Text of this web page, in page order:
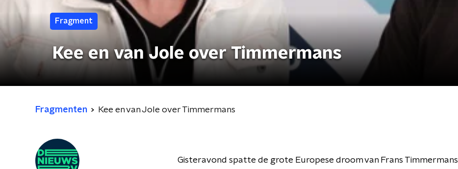
Fragment
Kee en van Jole over Timmermans
Fragmenten Kee en van Jole over Timmermans
Gisteravond spatte de grote Europese droom van Frans Timmermans